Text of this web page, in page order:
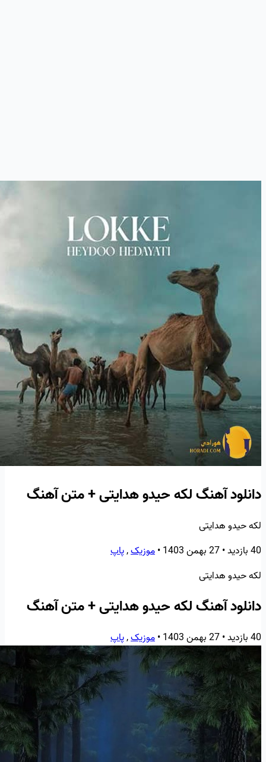
دانلود آهنگ لکه حیدو هدایتی + متن آهنگ
لکه حیدو هدایتی
40 بازدید
•27 بهمن 1403 •موزیک,پاپ
لکه حیدو هدایتی
دانلود آهنگ لکه حیدو هدایتی + متن آهنگ
40 بازدید •27 بهمن 1403 •موزیک,پاپ